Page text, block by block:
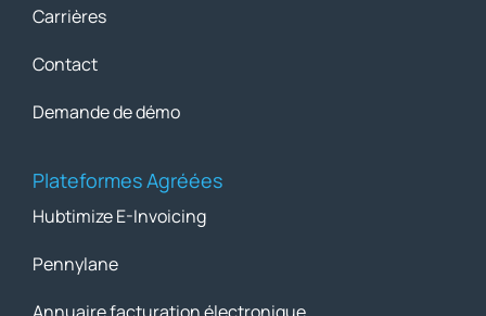
Carrières
Contact
Demande de démo
Plateformes Agréées
Hubtimize E-Invoicing
Pennylane